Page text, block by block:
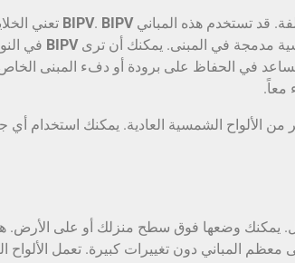
قد تستخدم هذه المباني BIPV. BIPV
تعني
مدمجة في المبنى. يمكنك أن ترىBIPV في
في الحفاظ على برودة أو دفء المبنى
معاً.
الألواح الشمسية العادية. يمكنك استخدام أي
يمكنك وضعها فوق سطح منزلك أو على الأرض. هذه
المباني دون تغييرات كبيرة. تعمل الألواح